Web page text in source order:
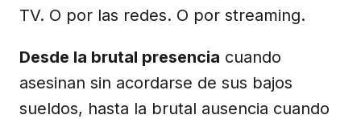
TV. O por las redes. O por streaming.
Desde la brutal presencia cuando
asesinan sin acordarse de sus bajos
sueldos, hasta la brutal ausencia cuando